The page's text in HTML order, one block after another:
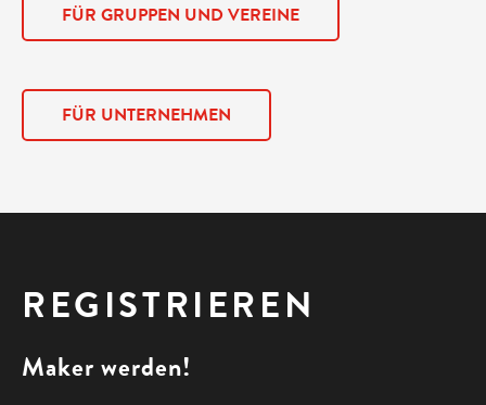
FÜR GRUPPEN UND VEREINE
FÜR UNTERNEHMEN
REGIS­TRIEREN
Maker werden!